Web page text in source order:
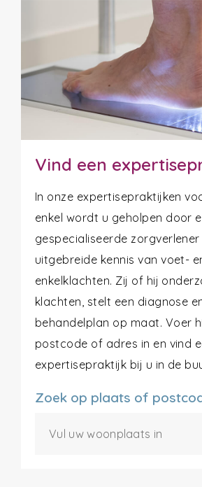
Vind een
In onze expertisepraktijken
enkel wordt u geholpen door
gespecialiseerde zorgverlener
uitgebreide kennis van voet-
enkelklachten. Zij of hij
klachten, stelt een diagnose
behandelplan op maat. Voer
postcode of adres in en vind
expertisepraktijk bij u in de
Zoek op plaats of